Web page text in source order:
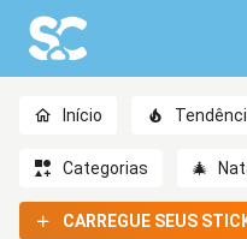
Início
Categorias 🎄
CARREGUE SEUS